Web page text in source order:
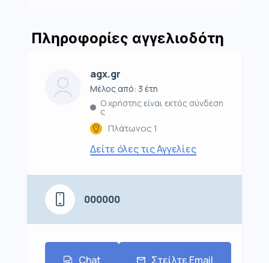
Πληροφορίες αγγελιοδότη
agx.gr
Μέλος από: 3 έτη
Ο χρήστης είναι εκτός σύνδεση
ς
Πλάτωνος 1
Δείτε όλες τις Αγγελίες
000000
Chat Στείλτε Email